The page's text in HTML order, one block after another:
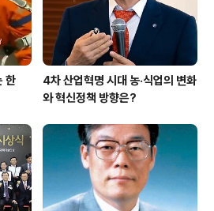
한
4차 산업혁명 시대 농·식업의 변화
와 혁신정책 방향은?